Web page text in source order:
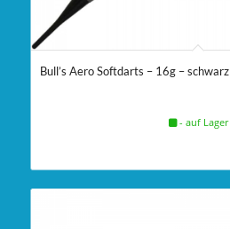
Bull’s Aero Softdarts – 16g – schwarz
- auf Lager